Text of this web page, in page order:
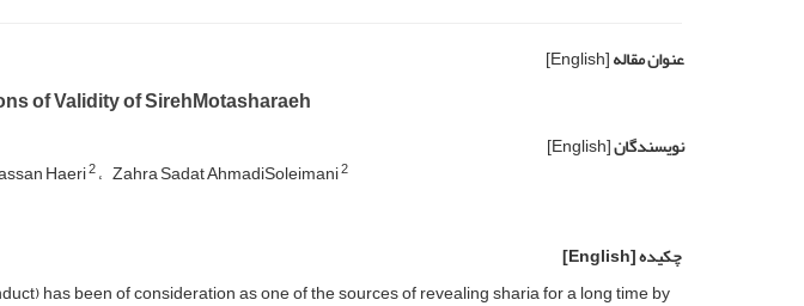
عنوان مقاله[English]
of Validity of SirehMotasharaeh
نویسندگان[English]
Haeri2 Zahra Sadat AhmadiSoleimani2
چکیده[English]
has been of consideration as one of the sources of revealing sharia for a long time by